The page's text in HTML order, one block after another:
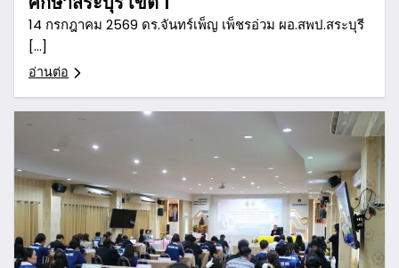
14 กรกฎาคม 2569 ดร.จันทร์เพ็ญ เพ็ชรอ่วม ผอ.สพป.สระบุรี
[…]
อ่านต่อ